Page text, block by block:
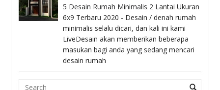
5 Desain Rumah Minimalis 2 Lantai Ukuran
6x9 Terbaru 2020 - Desain / denah rumah
minimalis selalu dicari, dan kali ini kami
LiveDesain akan memberikan beberapa
masukan bagi anda yang sedang mencari
desain rumah
Search